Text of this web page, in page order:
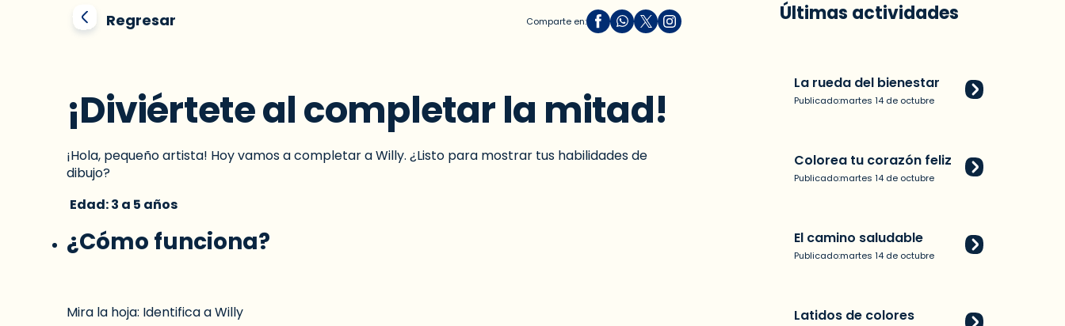
Regresar Comparte en:
¡Diviértete al completar la mitad!
¡Hola, pequeño artista! Hoy vamos a completar a Willy. ¿Listo para mostrar tus habilidades de
dibujo?
Edad: 3 a 5 años
¿Cómo funciona?
Mira la hoja: Identifica a Willy
Últimas actividades
La rueda del bienestar
Publicado:martes 14 de octubre
Colorea tu corazón feliz
Publicado:martes 14 de octubre
El camino saludable
Publicado:martes 14 de octubre
Latidos de colores